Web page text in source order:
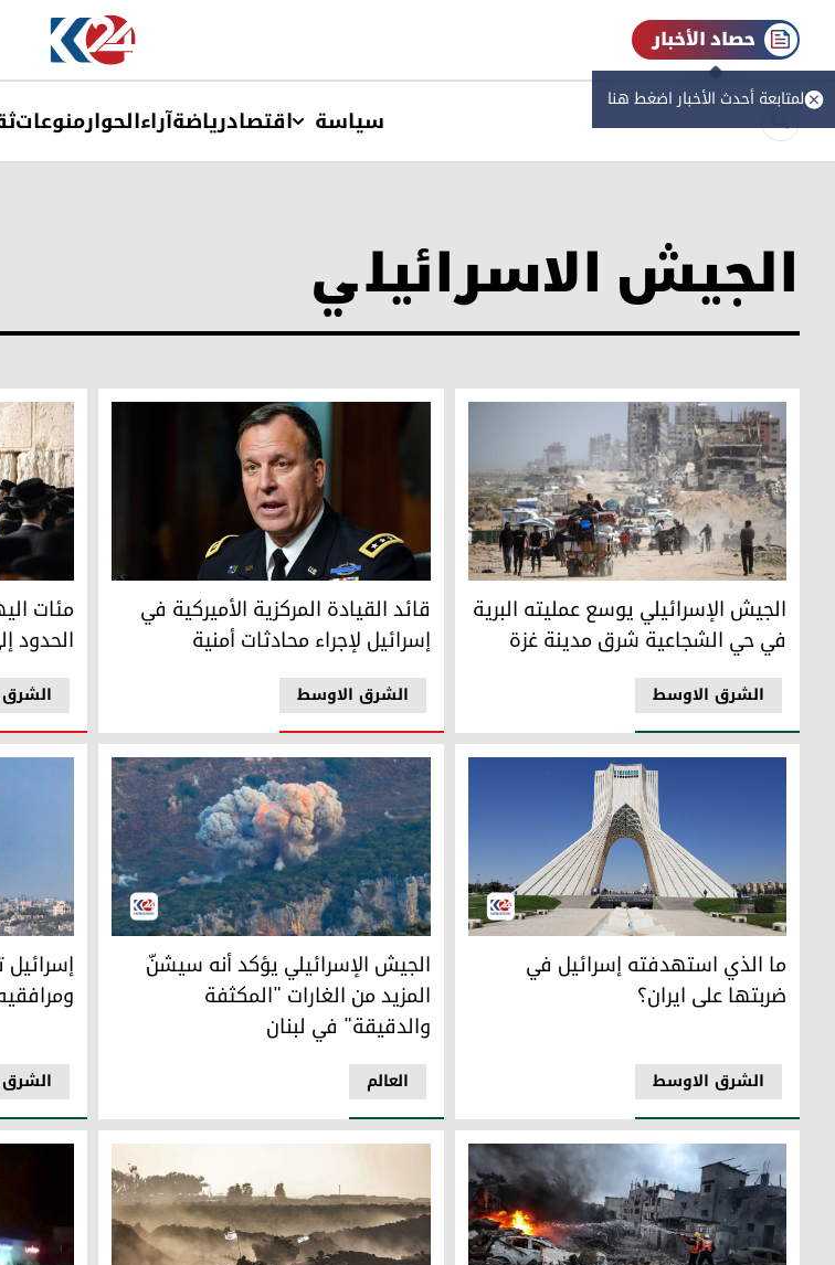
حصاد الأخبار
لمتابعة أحدث الأخبار اضغط هنا
سیاسة اقتصادریاضةآراءالحوارمنوعات
الجيش الاسرائيلي
الجيش الإسرائيلي يوسع عمليته البرية في حي الشجاعية شرق مدينة غزة
الشرق الاوسط
الجيش الإسرائيلي يوسع عمليته البرية
في حي الشجاعية شرق مدينة غزة
قائد القيادة المركزية الأميركية في إسرائيل لإجراء
الشرق الاوسط
قائد القيادة المركزية الأميركية في
إسرائيل لإجراء محادثات أمنية
مئات
مئات
الحدود
ما الذي استهدفته إسرائيل في ضربتها على ايران؟
الشرق الاوسط
ما الذي استهدفته إسرائيل في
ضربتها على ايران؟
الجيش الإسرائيلي يؤكد أنه سيشنّ المزيد من الغارات
العالم
الجيش الإسرائيلي يؤكد أنه سيشنّ
المزيد من الغارات "المكثفة
والدقيقة" في لبنان
إسرائيل